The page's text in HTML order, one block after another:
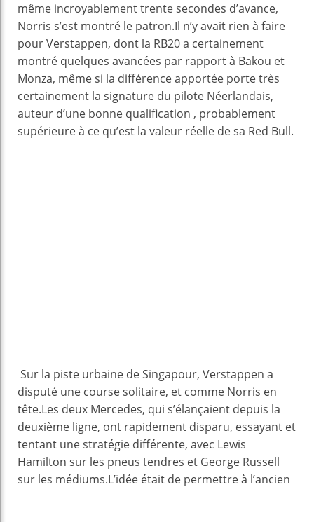
même incroyablement trente secondes d’avance,
Norris s’est montré le patron.Il n’y avait rien à faire
pour Verstappen, dont la RB20 a certainement
montré quelques avancées par rapport à Bakou et
Monza, même si la différence apportée porte très
certainement la signature du pilote Néerlandais,
auteur d’une bonne qualification , probablement
supérieure à ce qu’est la valeur réelle de sa Red Bull.
Sur la piste urbaine de Singapour, Verstappen a
disputé une course solitaire, et comme Norris en
tête.Les deux Mercedes, qui s’élançaient depuis la
deuxième ligne, ont rapidement disparu, essayant et
tentant une stratégie différente, avec Lewis
Hamilton sur les pneus tendres et George Russell
sur les médiums.L’idée était de permettre à l’ancien